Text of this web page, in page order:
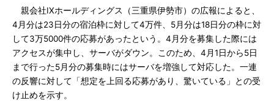
親会社IXホールディングス（三重県伊勢市）の広報によると、
4月分は23日分の宿泊枠に対して4万件、5月分は18日分の枠に対
して3万5000件の応募があったという。4月分を募集した際には
アクセスが集中し、サーバがダウン。このため、4月1日から5日
まで行った5月分の募集時にはサーバを増強して対応した。一連
の反響に対して「想定を上回る応募があり、驚いている」との受
け止めを示す。